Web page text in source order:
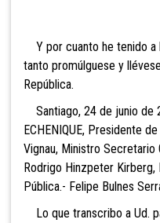
Y por cuanto he tenido a
tanto promúlguese y
República.
Santiago, 24 de junio de
ECHENIQUE, Presidente
Vignau, Ministro Secretario
Rodrigo Hinzpeter
Pública.- Felipe Bulnes
Lo que transcribo a Ud.